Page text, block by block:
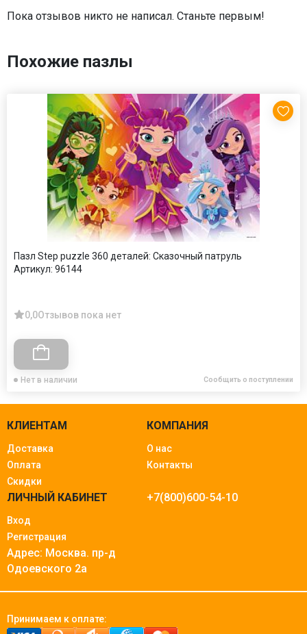
Пока отзывов никто не написал. Станьте первым!
Похожие пазлы
Пазл Step puzzle 360 деталей: Сказочный патруль
Артикул: 96144
0,0Отзывов пока нет
Нет в наличии Сообщить о поступлении
КЛИЕНТАМ
Доставка
Оплата
Скидки
КОМПАНИЯ
О нас
Контакты
ЛИЧНЫЙ КАБИНЕТ
Вход
Регистрация
+7(800)600-54-10
Адрес: Москва. пр-д
Одоевского 2а
Принимаем к оплате: